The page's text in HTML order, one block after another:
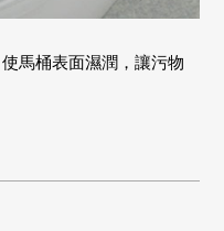
馬桶表面濕潤，讓污物